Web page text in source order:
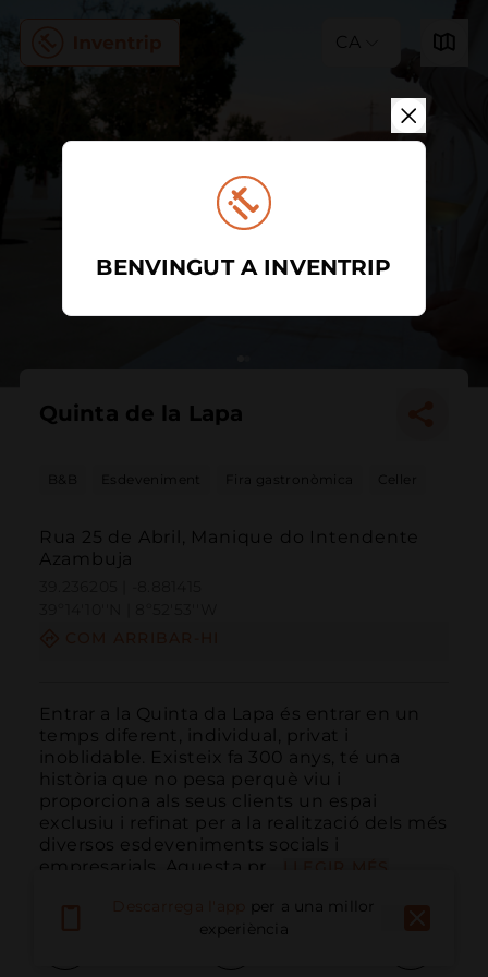
CA
Quinta de la Lapa
B&B Esdeveniment Fira gastronòmica
Rua 25 de Abril, Manique do Intendente
Azambuja
Entrar a la Quinta da Lapa és entrar en un
temps diferent, individual, privat i
inoblidable. Existeix fa 300 anys, té una
història que no pesa perquè viu i
proporciona als seus clients un espai
exclusiu i refinat per a la realització dels més
diversos esdeveniments socials i
empresarials. Aquesta pr...
per a una millor
experiència
BENVINGUT A INVENTRIP